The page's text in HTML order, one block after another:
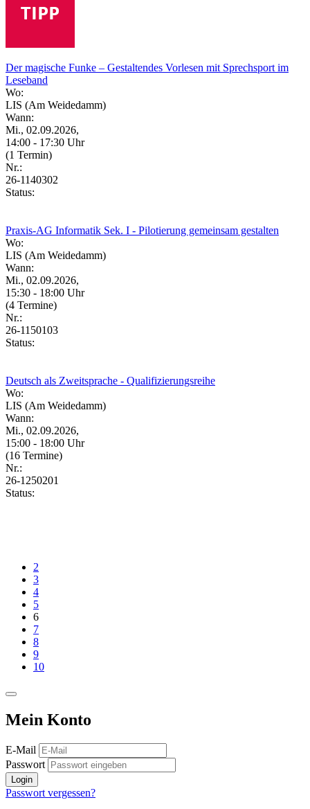
Der magische Funke – Gestaltendes Vorlesen mit Sprechsport im
Leseband
Wo:
LIS (Am Weidedamm)
Wann:
Mi., 02.09.2026,
14:00 - 17:30 Uhr
(1 Termin)
Nr.:
26-1140302
Status:
Praxis-AG Informatik Sek. I - Pilotierung gemeinsam gestalten
Wo:
LIS (Am Weidedamm)
Wann:
Mi., 02.09.2026,
15:30 - 18:00 Uhr
(4 Termine)
Nr.:
26-1150103
Status:
Deutsch als Zweitsprache - Qualifizierungsreihe
Wo:
LIS (Am Weidedamm)
Wann:
Mi., 02.09.2026,
15:00 - 18:00 Uhr
(16 Termine)
Nr.:
26-1250201
Status:
2
3
4
5
6
7
8
9
10
Mein Konto
E-Mail
Passwort
Login
Passwort vergessen?